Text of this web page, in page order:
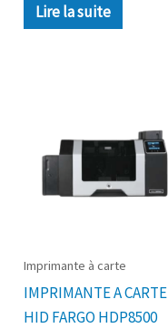
Lire la suite
Imprimante à carte
IMPRIMANTE A CARTE
HID FARGO HDP8500